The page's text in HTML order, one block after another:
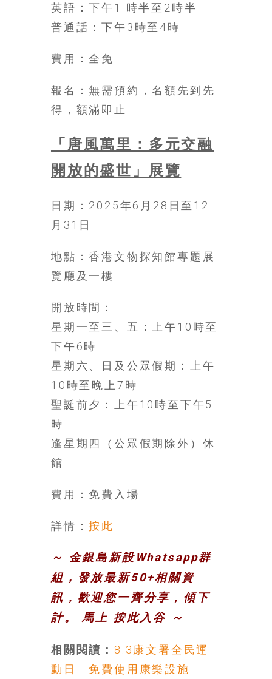
英語：下午1 時半至2時半
普通話：下午3時至4時
費用：全免
報名：無需預約，名額先到先
得，額滿即止
「唐風萬里：多元交融
開放的盛世」展覽
日期：2025年6月28日至12
月31日
地點：香港文物探知館專題展
覽廳及一樓
開放時間：
星期一至三、五：上午10時至
下午6時
星期六、日及公眾假期：上午
10時至晚上7時
聖誕前夕：上午10時至下午5
時
逢星期四（公眾假期除外）休
館
費用：免費入場
詳情：按此
～ 金銀島新設Whatsapp群
組，發放最新50+相關資
訊，歡迎您一齊分享，傾下
計。 馬上 按此入谷 ～
相關閱讀： 8.3康文署全民運
動日 免費使用康樂設施